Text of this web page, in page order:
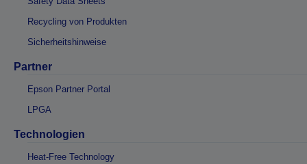
Recycling von Produkten
Sicherheitshinweise
Partner
Epson Partner Portal
LPGA
Technologien
Heat-Free Technology